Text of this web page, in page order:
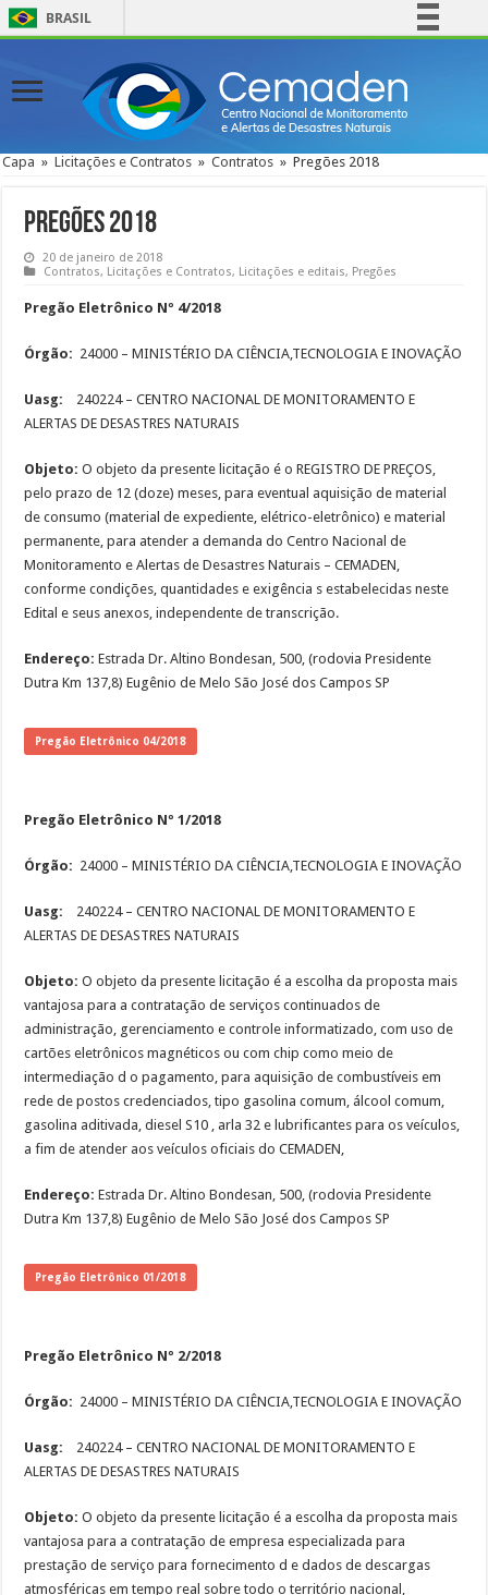
BRASIL
Comunica BR
Participe
Acesso à informação
Capa » Licitações e Contratos » Contratos » Pregões 2018
Pregões 2018
20 de janeiro de 2018
Contratos, Licitações e Contratos, Licitações e editais, Pregões
Pregão Eletrônico Nº 4/2018
Órgão: 24000 – MINISTÉRIO DA CIÊNCIA,TECNOLOGIA E INOVAÇÃO
Uasg: 240224 – CENTRO NACIONAL DE MONITORAMENTO E
ALERTAS DE DESASTRES NATURAIS
Objeto: O objeto da presente licitação é o REGISTRO DE PREÇOS,
pelo prazo de 12 (doze) meses, para eventual aquisição de material
de consumo (material de expediente, elétrico-eletrônico) e material
permanente, para atender a demanda do Centro Nacional de
Monitoramento e Alertas de Desastres Naturais – CEMADEN,
conforme condições, quantidades e exigência s estabelecidas neste
Edital e seus anexos, independente de transcrição.
Endereço: Estrada Dr. Altino Bondesan, 500, (rodovia Presidente
Dutra Km 137,8) Eugênio de Melo São José dos Campos SP
Pregão Eletrônico 04/2018
Pregão Eletrônico Nº 1/2018
Órgão: 24000 – MINISTÉRIO DA CIÊNCIA,TECNOLOGIA E INOVAÇÃO
Uasg: 240224 – CENTRO NACIONAL DE MONITORAMENTO E
ALERTAS DE DESASTRES NATURAIS
Objeto: O objeto da presente licitação é a escolha da proposta mais
vantajosa para a contratação de serviços continuados de
administração, gerenciamento e controle informatizado, com uso de
cartões eletrônicos magnéticos ou com chip como meio de
intermediação d o pagamento, para aquisição de combustíveis em
rede de postos credenciados, tipo gasolina comum, álcool comum,
gasolina aditivada, diesel S10 , arla 32 e lubrificantes para os veículos,
a fim de atender aos veículos oficiais do CEMADEN,
Endereço: Estrada Dr. Altino Bondesan, 500, (rodovia Presidente
Dutra Km 137,8) Eugênio de Melo São José dos Campos SP
Pregão Eletrônico 01/2018
Pregão Eletrônico Nº 2/2018
Órgão: 24000 – MINISTÉRIO DA CIÊNCIA,TECNOLOGIA E INOVAÇÃO
Uasg: 240224 – CENTRO NACIONAL DE MONITORAMENTO E
ALERTAS DE DESASTRES NATURAIS
Objeto: O objeto da presente licitação é a escolha da proposta mais
vantajosa para a contratação de empresa especializada para
prestação de serviço para fornecimento d e dados de descargas
atmosféricas em tempo real sobre todo o território nacional,